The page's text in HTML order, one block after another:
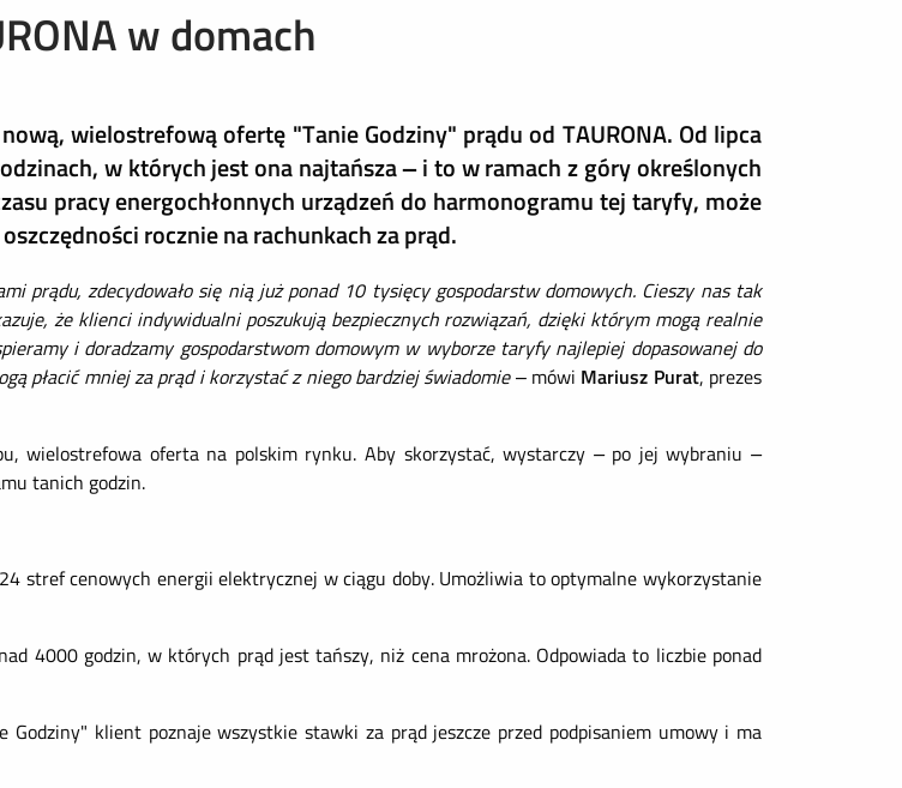
w domach
wielostrefową ofertę "Tanie Godziny" prądu od TAURONA. Od lipca
w których jest ona najtańsza – i to w ramach z góry określonych
pracy energochłonnych urządzeń do harmonogramu tej taryfy, może
rocznie na rachunkach za prąd.
prądu, zdecydowało się nią już ponad 10 tysięcy gospodarstw domowych. Cieszy nas tak
że klienci indywidualni poszukują bezpiecznych rozwiązań, dzięki którym mogą realnie
i doradzamy gospodarstwom domowym w wyborze taryfy najlepiej dopasowanej do
płacić mniej za prąd i korzystać z niego bardziej świadomie– mówi Mariusz Purat, prezes
wielostrefowa oferta na polskim rynku. Aby skorzystać, wystarczy –po jej wybraniu–
tanich godzin.
stref cenowych energii elektrycznej w ciągu doby. Umożliwia to optymalne wykorzystanie
4000 godzin, w których prąd jest tańszy, niż cena mrożona. Odpowiada to liczbie ponad
klient poznaje wszystkie stawki za prąd jeszcze przed podpisaniem umowy i ma